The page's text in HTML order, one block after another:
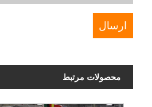
محصولات مرتبط